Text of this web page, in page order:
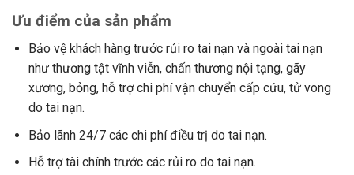
Ưu điểm của sản phẩm
Bảo vệ khách hàng trước rủi ro tai nạn và ngoài tai nạn
như thương tật vĩnh viễn, chấn thương nội tạng, gãy
xương, bỏng, hỗ trợ chi phí vận chuyển cấp cứu, tử vong
do tai nạn.
Bảo lãnh 24/7 các chi phí điều trị do tai nạn.
Hỗ trợ tài chính trước các rủi ro do tai nạn.